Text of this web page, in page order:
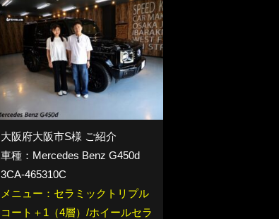
大阪府大阪市S様 ご紹介
車種：Mercedes Benz G450d
3CA-465310C
メニュー：セラミックトリプル
コート＋1（4層）/ホイールセラ